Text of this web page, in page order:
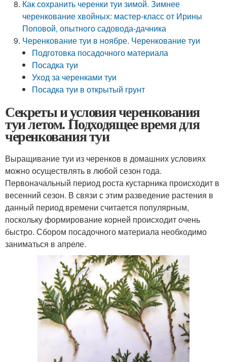
Как сохранить черенки туи зимой. Зимнее
черенкование хвойных: мастер-класс от Ирины
Поповой, опытного садовода-дачника
Черенкование туи в ноябре. Черенкование туи
Подготовка посадочного материала
Посадка туи
Уход за черенками туи
Посадка туи в открытый грунт
Секреты и условия черенкования
туи летом. Подходящее время для
черенкования туи
Выращивание туи из черенков в домашних условиях
можно осуществлять в любой сезон года.
Первоначальный период роста кустарника происходит в
весенний сезон. В связи с этим разведение растения в
данный период времени считается популярным,
поскольку формирование корней происходит очень
быстро. Сбором посадочного материала необходимо
заниматься в апреле.